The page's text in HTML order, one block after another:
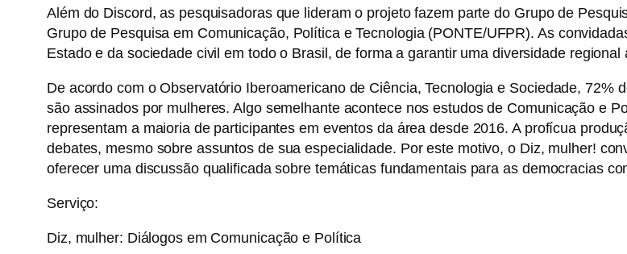
Além do Discord, as pesquisadoras que lideram o projeto fazem parte do Grupo de
Grupo de Pesquisa em Comunicação, Política e Tecnologia (PONTE/UFPR). As
Estado e da sociedade civil em todo o Brasil, de forma a garantir uma diversidade regional
De acordo com o Observatório Iberoamericano de Ciência, Tecnologia e Sociedade,
são assinados por mulheres. Algo semelhante acontece nos estudos de Comunicação e
representam a maioria de participantes em eventos da área desde 2016. A profícua
debates, mesmo sobre assuntos de sua especialidade. Por este motivo, o Diz, mulher!
oferecer uma discussão qualificada sobre temáticas fundamentais para as democracias
Serviço:
Diz, mulher: Diálogos em Comunicação e Política